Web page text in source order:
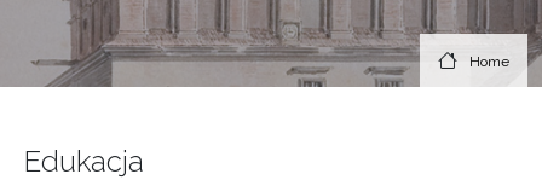
Home
Edukacja